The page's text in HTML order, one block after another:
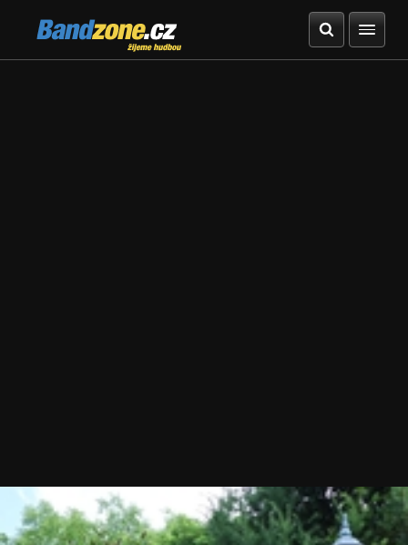
Bandzone.cz
žijeme hudbou